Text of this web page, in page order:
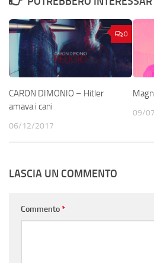
0
CARON DIMONIO – Hitler
amava i cani
06/12/2017
09/
LASCIA UN COMMENTO
Commento*